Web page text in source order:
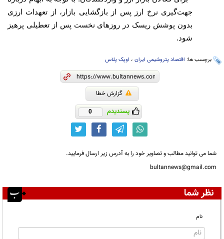
جهت‌گیری نرخ ارز پس از بازگشایی بازار، از تعهدات ارزی
بدون پوشش ریسک در روزهای نخست پس از تعطیلی پرهیز
شود.
برچسب ها: اقتصاد پتروشیمی ایران ، اوپک پلاس
گزارش خطا
پسندیدم 0
شما می توانید مطالب و تصاویر خود را به آدرس زیر ارسال فرمایید.
bultannews@gmail.com
نظر شما
نام